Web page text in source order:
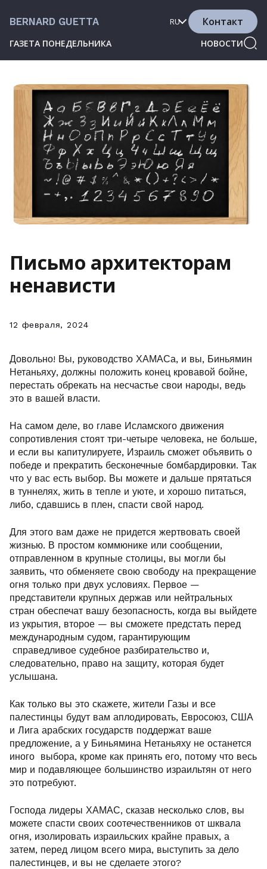
BERNARD GUETTA
ГАЗЕТА ПОНЕДЕЛЬНИКА НОВОСТИ
RU Контакт
Письмо архитекторам
ненависти
12 февраля, 2024
Довольно! Вы, руководство ХАМАСа, и вы, Биньямин
Нетаньяху, должны положить конец кровавой бойне,
перестать обрекать на несчастье свои народы, ведь
это в вашей власти.
На самом деле, во главе Исламского движения
сопротивления стоят три-четыре человека, не больше,
и если вы капитулируете, Израиль сможет объявить о
победе и прекратить бесконечные бомбардировки. Так
что у вас есть выбор. Вы можете и дальше прятаться
в туннелях, жить в тепле и уюте, и хорошо питаться,
либо, сдавшись в плен, спасти свой народ.
Для этого вам даже не придется жертвовать своей
жизнью. В простом коммюнике или сообщении,
отправленном в крупные столицы, вы могли бы
заявить, что обменяете свою свободу на прекращение
огня только при двух условиях. Первое —
представители крупных держав или нейтральных
стран обеспечат вашу безопасность, когда вы выйдете
из укрытия, второе — вы сможете предстать перед
международным судом, гарантирующим
справедливое судебное разбирательство и,
следовательно, право на защиту, которая будет
услышана.
Как только вы это скажете, жители Газы и все
палестинцы будут вам аплодировать, Евросоюз, США
и Лига арабских государств поддержат ваше
предложение, а у Биньямина Нетаньяху не останется
иного выбора, кроме как принять его, потому что весь
мир и подавляющее большинство израильтян от него
это потребуют.
Господа лидеры ХАМАС, сказав несколько слов, вы
можете спасти своих соотечественников от шквала
огня, изолировать израильских крайне правых, а
затем, перед лицом всего мира, выступить за дело
палестинцев, и вы не сделаете этого?